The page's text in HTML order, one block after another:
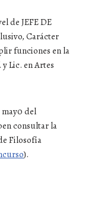
de JEFE DE
Carácter
funciones en la
Lic. en Artes
may0 del
consultar la
Filosofía
).